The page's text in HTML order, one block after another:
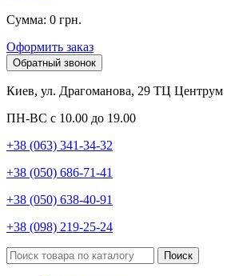
Сумма: 0 грн.
Оформить заказ
Обратный звонок
Киев, ул. Драгоманова, 29 ТЦ Центрум
ПН-ВС с 10.00 до 19.00
+38 (063) 341-34-32
+38 (050) 686-71-41
+38 (050) 638-40-91
+38 (098) 219-25-24
Поиск